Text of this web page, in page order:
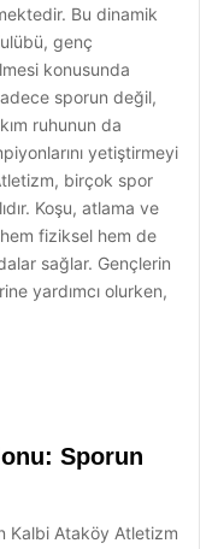
Bu dinamik
genç
konusunda
sporun değil,
ruhunun da
yetiştirmeyi
birçok spor
Koşu, atlama ve
fiziksel hem de
sağlar. Gençlerin
yardımcı olurken,
Sporun
Kalbi Ataköy Atletizm